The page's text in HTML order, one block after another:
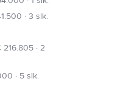
· 3 slk.
216.805 · 2
· 5 slk.